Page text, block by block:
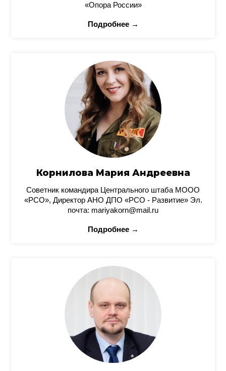
«Опора России»
Подробнее →
Корнилова Мария Андреевна
Советник командира Центрального штаба МООО
«РСО», Директор АНО ДПО «РСО - Развитие» Эл.
почта: mariyakorn@mail.ru
Подробнее →